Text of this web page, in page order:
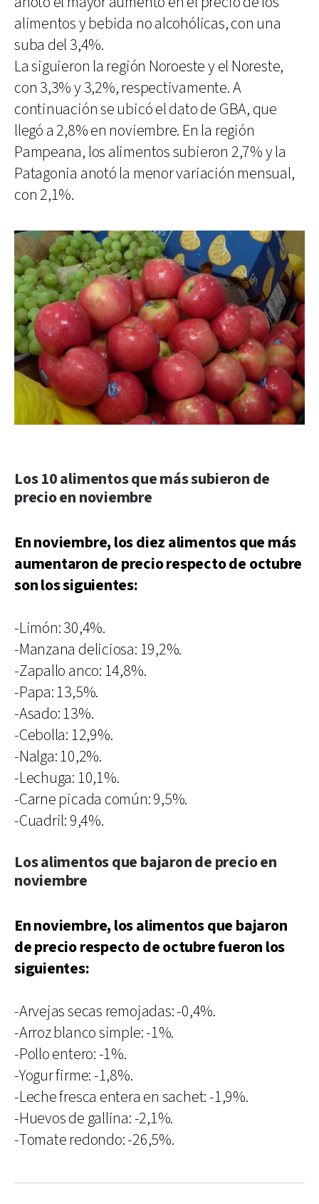
alimentos y bebida no alcohólicas, con una
suba del 3,4%.
La siguieron la región Noroeste y el Noreste,
con 3,3% y 3,2%, respectivamente. A
continuación se ubicó el dato de GBA, que
llegó a 2,8% en noviembre. En la región
Pampeana, los alimentos subieron 2,7% y la
Patagonia anotó la menor variación mensual,
con 2,1%.
Los 10 alimentos que más subieron de
precio en noviembre
En noviembre, los diez alimentos que más
aumentaron de precio respecto de octubre
son los siguientes:
-Limón: 30,4%.
-Manzana deliciosa: 19,2%.
-Zapallo anco: 14,8%.
-Papa: 13,5%.
-Asado: 13%.
-Cebolla: 12,9%.
-Nalga: 10,2%.
-Lechuga: 10,1%.
-Carne picada común: 9,5%.
-Cuadril: 9,4%.
Los alimentos que bajaron de precio en
noviembre
En noviembre, los alimentos que bajaron
de precio respecto de octubre fueron los
siguientes:
-Arvejas secas remojadas: -0,4%.
-Arroz blanco simple: -1%.
-Pollo entero: -1%.
-Yogur firme: -1,8%.
-Leche fresca entera en sachet: -1,9%.
-Huevos de gallina: -2,1%.
-Tomate redondo: -26,5%.